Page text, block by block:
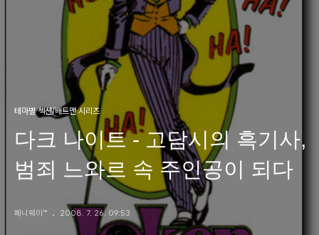
테마별 섹션/배트맨 시리즈
다크 나이트 - 고담시의 흑기사,
범죄 느와르 속 주인공이 되다
페니웨이™ 2008. 7. 26. 09:53